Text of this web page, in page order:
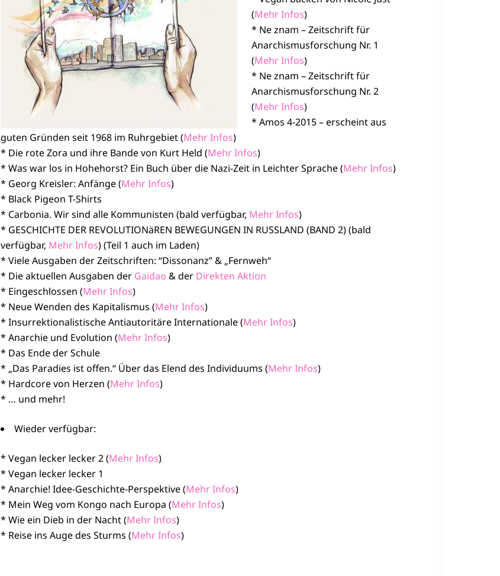
(Mehr Infos)
* Ne znam – Zeitschrift für
Anarchismusforschung Nr. 1
(Mehr Infos)
* Ne znam – Zeitschrift für
Anarchismusforschung Nr. 2
(Mehr Infos)
* Amos 4-2015 – erscheint aus
guten Gründen seit 1968 im Ruhrgebiet (Mehr Infos)
* Die rote Zora und ihre Bande von Kurt Held (Mehr Infos)
* Was war los in Hohehorst? Ein Buch über die Nazi-Zeit in Leichter Sprache (Mehr Infos)
* Georg Kreisler: Anfänge (Mehr Infos)
* Black Pigeon T-Shirts
* Carbonia. Wir sind alle Kommunisten (bald verfügbar, Mehr Infos)
* GESCHICHTE DER REVOLUTIONäREN BEWEGUNGEN IN RUSSLAND (BAND 2) (bald
verfügbar, Mehr Infos) (Teil 1 auch im Laden)
* Viele Ausgaben der Zeitschriften: “Dissonanz” & „Fernweh“
* Die aktuellen Ausgaben der Gaidao & der Direkten Aktion
* Eingeschlossen (Mehr Infos)
* Neue Wenden des Kapitalismus (Mehr Infos)
* Insurrektionalistische Antiautoritäre Internationale (Mehr Infos)
* Anarchie und Evolution (Mehr Infos)
* Das Ende der Schule
* „Das Paradies ist offen.“ Über das Elend des Individuums (Mehr Infos)
* Hardcore von Herzen (Mehr Infos)
* … und mehr!
Wieder verfügbar:
* Vegan lecker lecker 2 (Mehr Infos)
* Vegan lecker lecker 1
* Anarchie! Idee-Geschichte-Perspektive (Mehr Infos)
* Mein Weg vom Kongo nach Europa (Mehr Infos)
* Wie ein Dieb in der Nacht (Mehr Infos)
* Reise ins Auge des Sturms (Mehr Infos)